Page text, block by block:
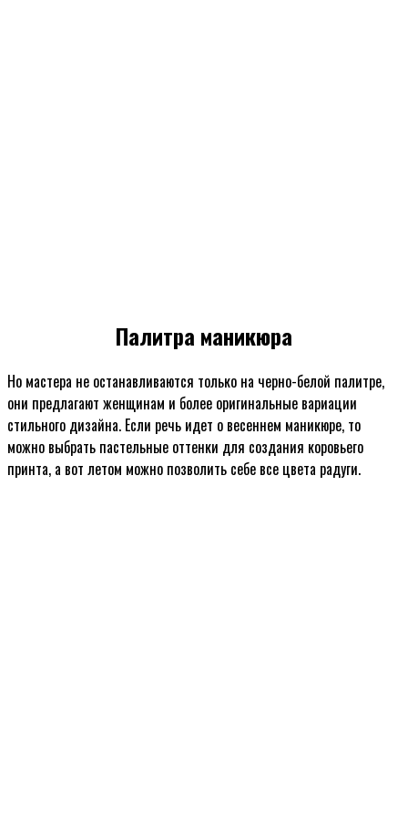
Палитра маникюра
Но мастера не останавливаются только на черно-белой палитре,
они предлагают женщинам и более оригинальные вариации
стильного дизайна. Если речь идет о весеннем маникюре, то
можно выбрать пастельные оттенки для создания коровьего
принта, а вот летом можно позволить себе все цвета радуги.